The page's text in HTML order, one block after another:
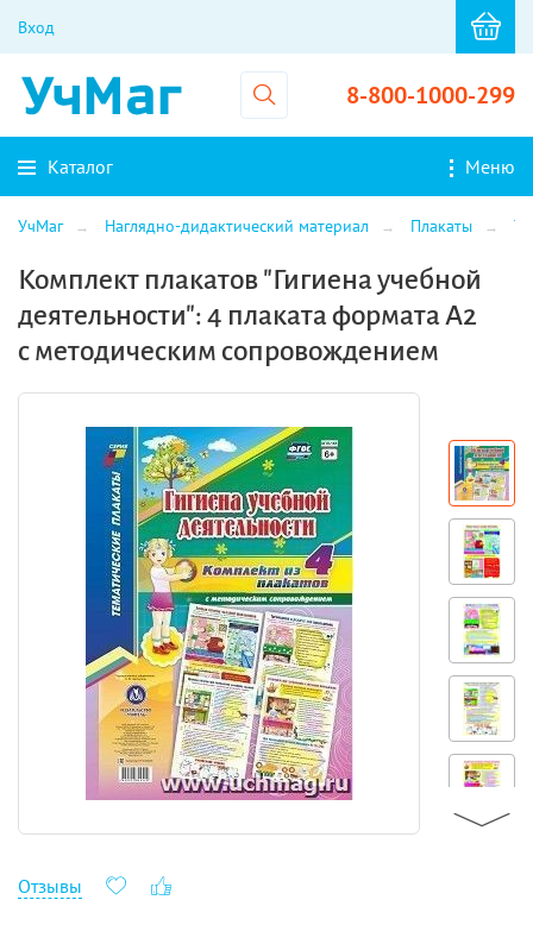
Вход
8-800-1000-299
Каталог Меню
УчМаг Наглядно-дидактический материал Плакаты
Комплект плакатов "Гигиена учебной
деятельности": 4 плаката формата А2
с методическим сопровождением
Отзывы